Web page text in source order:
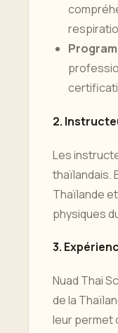
2.
Les
thaïlandais.
Thaïlande
physiques
3.
Nuad Thai
de la
leur permet